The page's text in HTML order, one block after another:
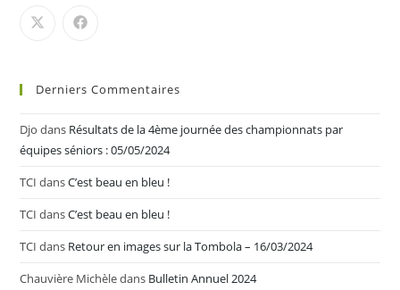
Derniers Commentaires
Djo dans Résultats de la 4ème journée des championnats par
équipes séniors : 05/05/2024
TCI dansC’est beau en bleu !
TCI dansC’est beau en bleu !
TCI dans Retour en images sur la Tombola – 16/03/2024
Chauvière Michèledans Bulletin Annuel 2024